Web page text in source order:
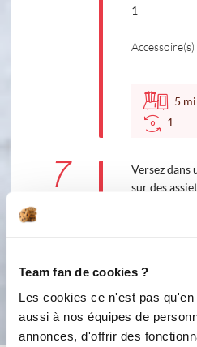
Team fan de cookies ?
Les cookies ce n'est pas
aussi à nos équipes de
annonces, d'offrir des
1
Accessoire(s)
5
1
7
Versez dans
sur des
saupoudrez
aussitôt
Bon